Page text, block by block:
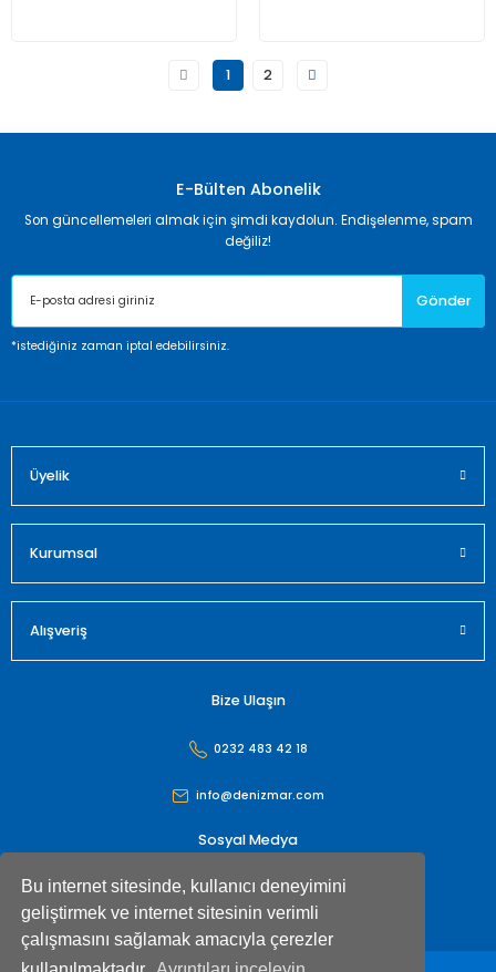
Bu internet sitesinde, kullanıcı deneyimini
geliştirmek ve internet sitesinin verimli
çalışmasını sağlamak amacıyla çerezler
1 2
E-Bülten Abonelik
Son güncellemeleri almak için şimdi kaydolun. Endişelenme, spam
değiliz!
Gönder
*istediğiniz zaman iptal edebilirsiniz.
Üyelik
Kurumsal
Alışveriş
Bize Ulaşın
0232 483 42 18
info@denizmar.com
Sosyal Medya